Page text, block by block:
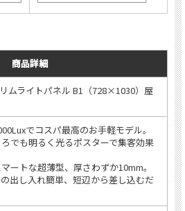
商品詳細
ムライトパネル B1（728×1030）屋
でコスパ最高のお手軽モデル。
でも明るく光るポスターで集客効果
ートな超薄型、厚さわずか10mm。
出し入れ簡単、短辺から差し込むだ